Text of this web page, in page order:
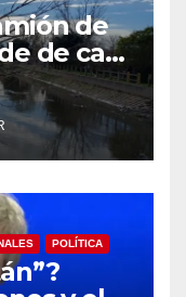
de
de caer
POLÍTICA